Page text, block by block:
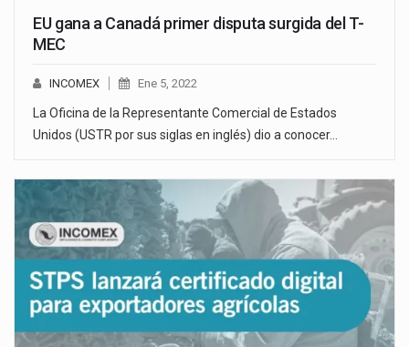
EU gana a Canadá primer disputa surgida del T-
MEC
INCOMEX Ene 5, 2022
La Oficina de la Representante Comercial de Estados
Unidos (USTR por sus siglas en inglés) dio a conocer…